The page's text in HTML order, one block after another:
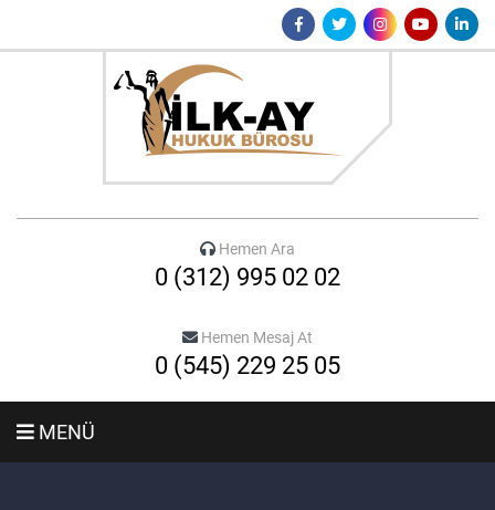
Hemen Ara
0 (312) 995 02 02
Hemen Mesaj At
0 (545) 229 25 05
MENÜ